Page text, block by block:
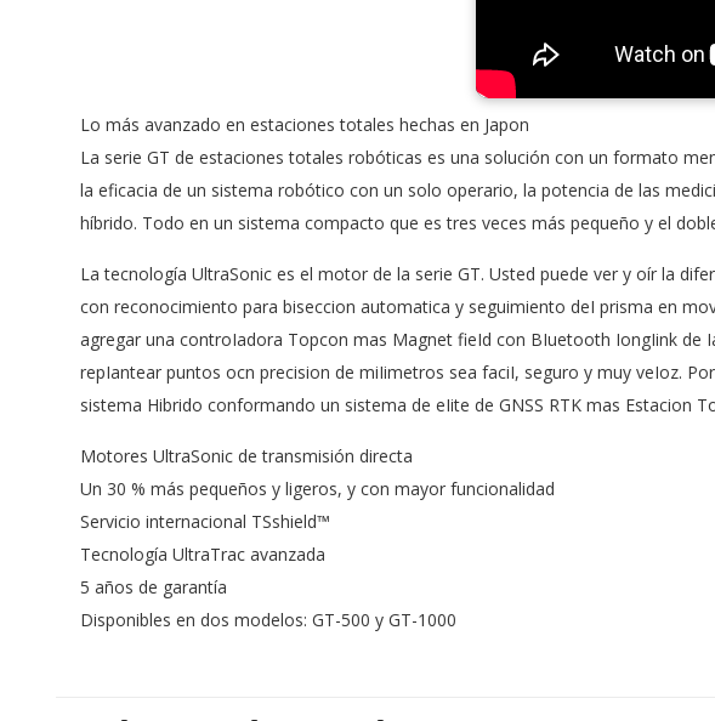
Lo más avanzado en estaciones totales hechas en Japon
La serie GT de estaciones totales robóticas es una solución con un formato
la eficacia de un sistema robótico con un solo operario, la potencia de las
híbrido. Todo en un sistema compacto que es tres veces más pequeño y el
La tecnología UltraSonic es el motor de la serie GT. Usted puede ver y oír la
con reconocimiento para biseccion automatica y seguimiento deI prisma en
agregar una controIadora Topcon mas Magnet fieId con BIuetooth IongIink de
repIantear puntos ocn precision de miIimetros sea faciI, seguro y muy veIoz.
sistema Hibrido conformando un sistema de eIite de GNSS RTK mas Estacion
Motores UltraSonic de transmisión directa
Un 30 % más pequeños y ligeros, y con mayor funcionalidad
Servicio internacional TSshield™
Tecnología UltraTrac avanzada
5 años de garantía
Disponibles en dos modelos: GT-500 y GT-1000